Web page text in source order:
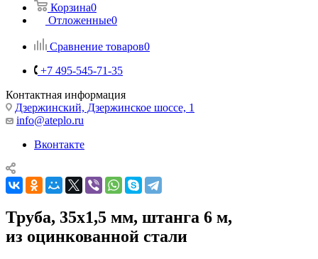
Корзина0
Отложенные0
Сравнение товаров0
+7 495-545-71-35
Контактная информация
Дзержинский, Дзержинское шоссе, 1
info@ateplo.ru
Вконтакте
Труба, 35х1,5 мм, штанга 6 м,
из оцинкованной стали